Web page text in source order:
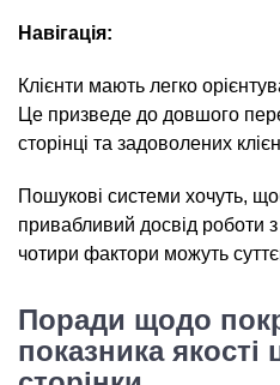
Навігація:
Клієнти мають легко
Це призведе до довшого
сторінці та задоволених
Пошукові системи хочуть,
привабливий досвід роботи
чотири фактори можуть
Поради щодо
показника якості